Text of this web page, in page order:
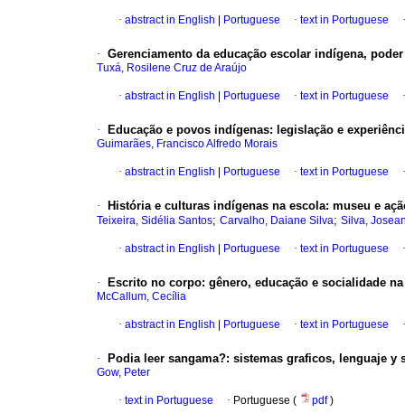
· abstract in English Portuguese · text in Portuguese
· Gerenciamento da educação escolar indígena,
Tuxá, Rosilene Cruz de Araújo
· abstract in English Portuguese · text in Portuguese
· Educação e povos indígenas: legislação e
Guimarães, Francisco Alfredo Morais
· abstract in English Portuguese · text in Portuguese
· História e culturas indígenas na escola: museu e
Teixeira, Sidélia Santos; Carvalho, Daiane Silva; Silva,
· abstract in English Portuguese · text in Portuguese
· Escrito no corpo: gênero, educação e socialidade
McCallum, Cecília
· abstract in English Portuguese · text in Portuguese
· Podia leer sangama?: sistemas graficos, lenguaje
Gow, Peter
· text in Portuguese · Portuguese ( pdf)